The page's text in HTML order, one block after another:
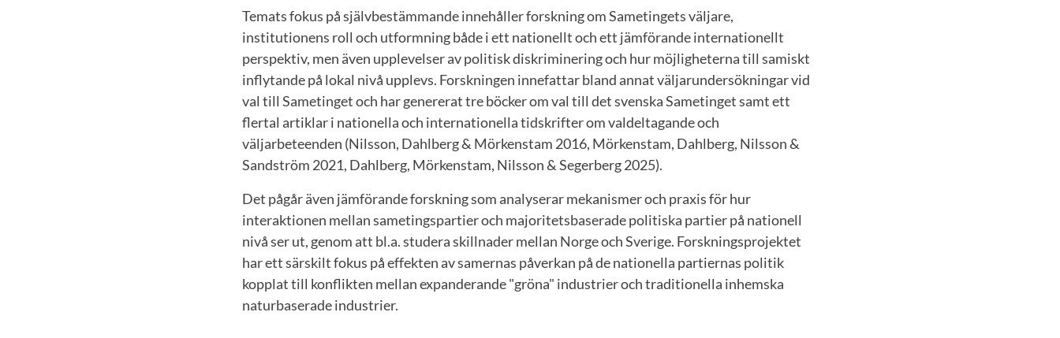
Temats fokus på självbestämmande innehåller forskning om Sametingets väljare,
institutionens roll och utformning både i ett nationellt och ett jämförande internationellt
perspektiv, men även upplevelser av politisk diskriminering och hur möjligheterna till samiskt
inflytande på lokal nivå upplevs. Forskningen innefattar bland annat väljarundersökningar vid
val till Sametinget och har genererat tre böcker om val till det svenska Sametinget samt ett
flertal artiklar i nationella och internationella tidskrifter om valdeltagande och
väljarbeteenden (Nilsson, Dahlberg & Mörkenstam 2016, Mörkenstam, Dahlberg, Nilsson &
Sandström 2021, Dahlberg, Mörkenstam, Nilsson & Segerberg 2025).
Det pågår även jämförande forskning som analyserar mekanismer och praxis för hur
interaktionen mellan sametingspartier och majoritetsbaserade politiska partier på nationell
nivå ser ut, genom att bl.a. studera skillnader mellan Norge och Sverige. Forskningsprojektet
har ett särskilt fokus på effekten av samernas påverkan på de nationella partiernas politik
kopplat till konflikten mellan expanderande "gröna" industrier och traditionella inhemska
naturbaserade industrier.